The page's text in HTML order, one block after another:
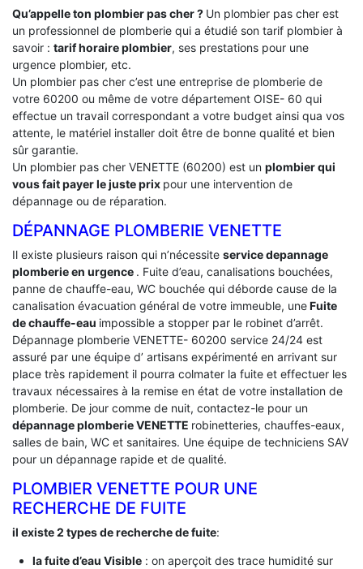
Qu’appelle ton plombier pas cher ? Un plombier pas cher est
un professionnel de plomberie qui a étudié son tarif plombier à
savoir : tarif horaire plombier, ses prestations pour une
urgence plombier, etc.
Un plombier pas cher c’est une entreprise de plomberie de
votre 60200 ou même de votre département OISE- 60 qui
effectue un travail correspondant a votre budget ainsi qua vos
attente, le matériel installer doit être de bonne qualité et bien
sûr garantie.
Un plombier pas cher VENETTE (60200) est un plombier qui
vous fait payer le juste prix pour une intervention de
dépannage ou de réparation.
DÉPANNAGE PLOMBERIE VENETTE
Il existe plusieurs raison qui n’nécessite service depannage
plomberie en urgence . Fuite d’eau, canalisations bouchées,
panne de chauffe-eau, WC bouchée qui déborde cause de la
canalisation évacuation général de votre immeuble, uneFuite
de chauffe-eau impossible a stopper par le robinet d’arrêt.
Dépannage plomberie VENETTE- 60200 service 24/24 est
assuré par une équipe d’ artisans expérimenté en arrivant sur
place très rapidement il pourra colmater la fuite et effectuer les
travaux nécessaires à la remise en état de votre installation de
plomberie. De jour comme de nuit, contactez-le pour un
dépannage plomberie VENETTE robinetteries, chauffes-eaux,
salles de bain, WC et sanitaires. Une équipe de techniciens SAV
pour un dépannage rapide et de qualité.
PLOMBIER VENETTE POUR UNE
RECHERCHE DE FUITE
il existe 2 types de recherche de fuite:
la fuite d’eau Visible: on aperçoit des trace humidité sur